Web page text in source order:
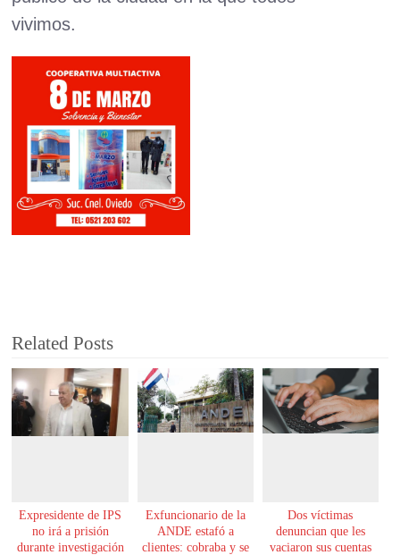
vivimos.
Related Posts
Expresidente de IPS
no irá a prisión
durante investigación
Exfuncionario de la
ANDE estafó a
clientes: cobraba y se
Dos víctimas
denuncian que les
vaciaron sus cuentas